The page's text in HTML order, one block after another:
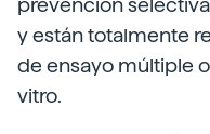
prevención
y están totalmente
de ensayo múltiple
vitro.